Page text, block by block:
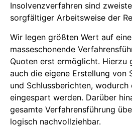
Insolvenzverfahren sind
sorgfältiger Arbeitsweise der
Wir legen größten Wert auf
masseschonende
Quoten erst ermöglicht. Hierzu
auch die eigene Erstellung von
und Schlussberichten, wodurch
eingespart werden. Darüber
gesamte Verfahrensführung
logisch nachvollziehbar.